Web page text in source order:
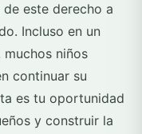
este derecho a
Incluso en un
niños
continuar su
es tu oportunidad
y construir la